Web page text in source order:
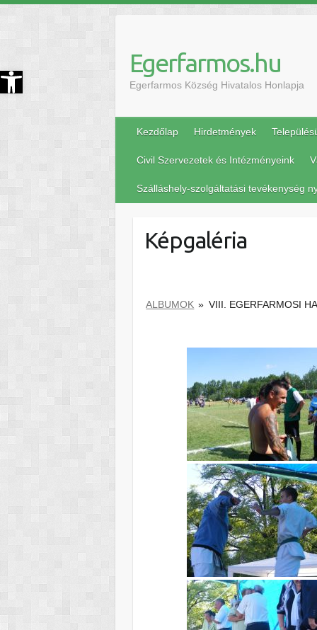
Eszköztár megnyitása Egerfarmos.hu
Egerfarmos Község Hivatalos Honlapja
Kezdőlap Hirdetmények
Civil Szervezetek és Intézményeink
Szálláshely-szolgáltatási tevékenység
Képgaléria
ALBUMOK » VIII. EGERFARMOSI